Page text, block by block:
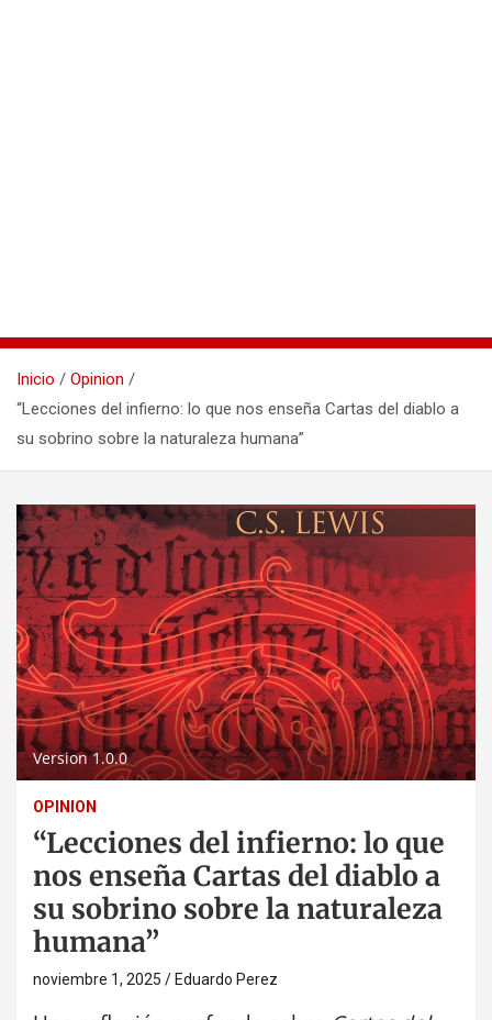
Inicio
Opinion
“Lecciones del infierno: lo que nos enseña Cartas del diablo a
su sobrino sobre la naturaleza humana”
Version 1.0.0
OPINION
“Lecciones del infierno: lo que
nos enseña Cartas del diablo a
su sobrino sobre la naturaleza
humana”
noviembre 1, 2025 Eduardo Perez